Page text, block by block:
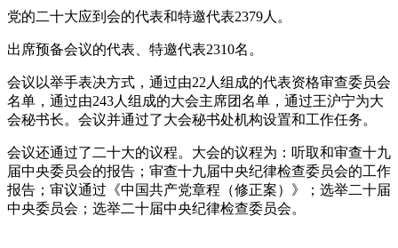
党的二十大应到会的代表和特邀代表2379人。
出席预备会议的代表、特邀代表2310名。
会议以举手表决方式，通过由22人组成的代表资格审查委员会
名单，通过由243人组成的大会主席团名单，通过王沪宁为大
会秘书长。会议并通过了大会秘书处机构设置和工作任务。
会议还通过了二十大的议程。大会的议程为：听取和审查十九
届中央委员会的报告；审查十九届中央纪律检查委员会的工作
报告；审议通过《中国共产党章程（修正案）》；选举二十届
中央委员会；选举二十届中央纪律检查委员会。